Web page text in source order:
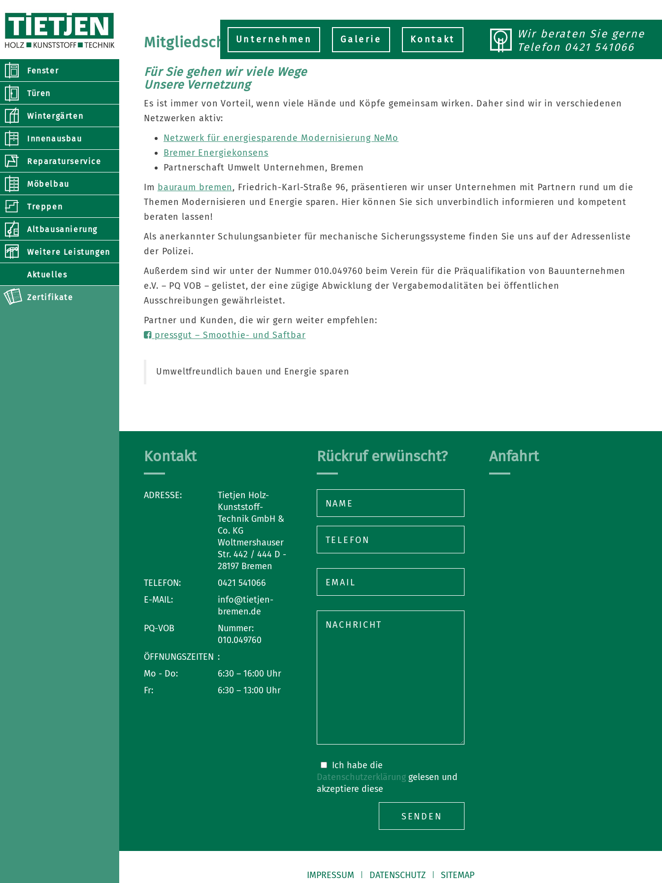
Fenster
Türen
Wintergärten
Innenausbau
Reparaturservice
Möbelbau
Treppen
Altbausanierung
Weitere Leistungen
Aktuelles
Zertifikate
Unternehmen Galerie Kontakt
Wir beraten Sie gerne
Telefon 0421 541066
Mitgliedschaften/Netzwerk
Für Sie gehen wir viele Wege
Unsere Vernetzung
Es ist immer von Vorteil, wenn viele Hände und Köpfe gemeinsam wirken. Daher sind wir in verschiedenen
Netzwerken aktiv:
Netzwerk für energiesparende Modernisierung NeMo
Bremer Energiekonsens
Partnerschaft Umwelt Unternehmen, Bremen
Im bauraum bremen, Friedrich-Karl-Straße 96, präsentieren wir unser Unternehmen mit Partnern rund um die
Themen Modernisieren und Energie sparen. Hier können Sie sich unverbindlich informieren und kompetent
beraten lassen!
Als anerkannter Schulungsanbieter für mechanische Sicherungssysteme finden Sie uns auf der Adressenliste
der Polizei.
Außerdem sind wir unter der Nummer 010.049760 beim Verein für die Präqualifikation von Bauunternehmen
e.V. – PQ VOB – gelistet, der eine zügige Abwicklung der Vergabemodalitäten bei öffentlichen
Ausschreibungen gewährleistet.
Partner und Kunden, die wir gern weiter empfehlen:
pressgut – Smoothie- und Saftbar
Umweltfreundlich bauen und Energie sparen
Kontakt
ADRESSE:
Tietjen Holz-
Kunststoff-
Technik GmbH &
Co. KG
Woltmershauser
Str. 442 / 444 D -
28197 Bremen
TELEFON:
0421 541066
E-MAIL:
info@tietjen-
bremen.de
PQ-VOB
Nummer:
010.049760
ÖFFNUNGSZEITEN :
Mo - Do:
6:30 – 16:00 Uhr
Fr:
6:30 – 13:00 Uhr
Rückruf erwünscht?
Bitte
lasse
Bitte
lasse
Bitte
lasse
dieses
Feld
Ich habe die
Datenschutzerklärunggelesen und
akzeptiere diese
Anfahrt
IMPRESSUM DATENSCHUTZ SITEMAP